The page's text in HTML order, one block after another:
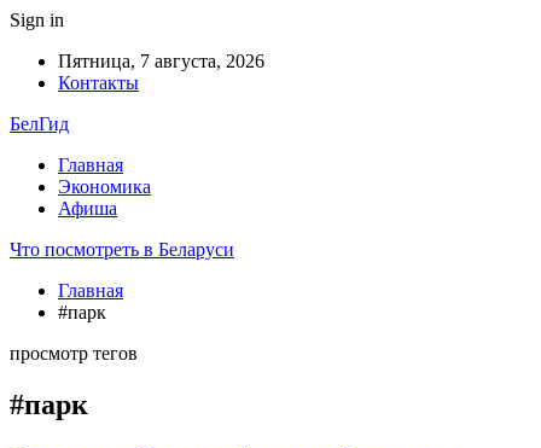
Sign in
Пятница, 7 августа, 2026
Контакты
БелГид
Главная
Экономика
Афиша
Что посмотреть в Беларуси
Главная
#парк
просмотр тегов
#парк